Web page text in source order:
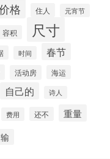
格 住人 元宵节
容积 尺寸
时间 春节
活动房 海运
自己的 诗人
费用 还不 重量